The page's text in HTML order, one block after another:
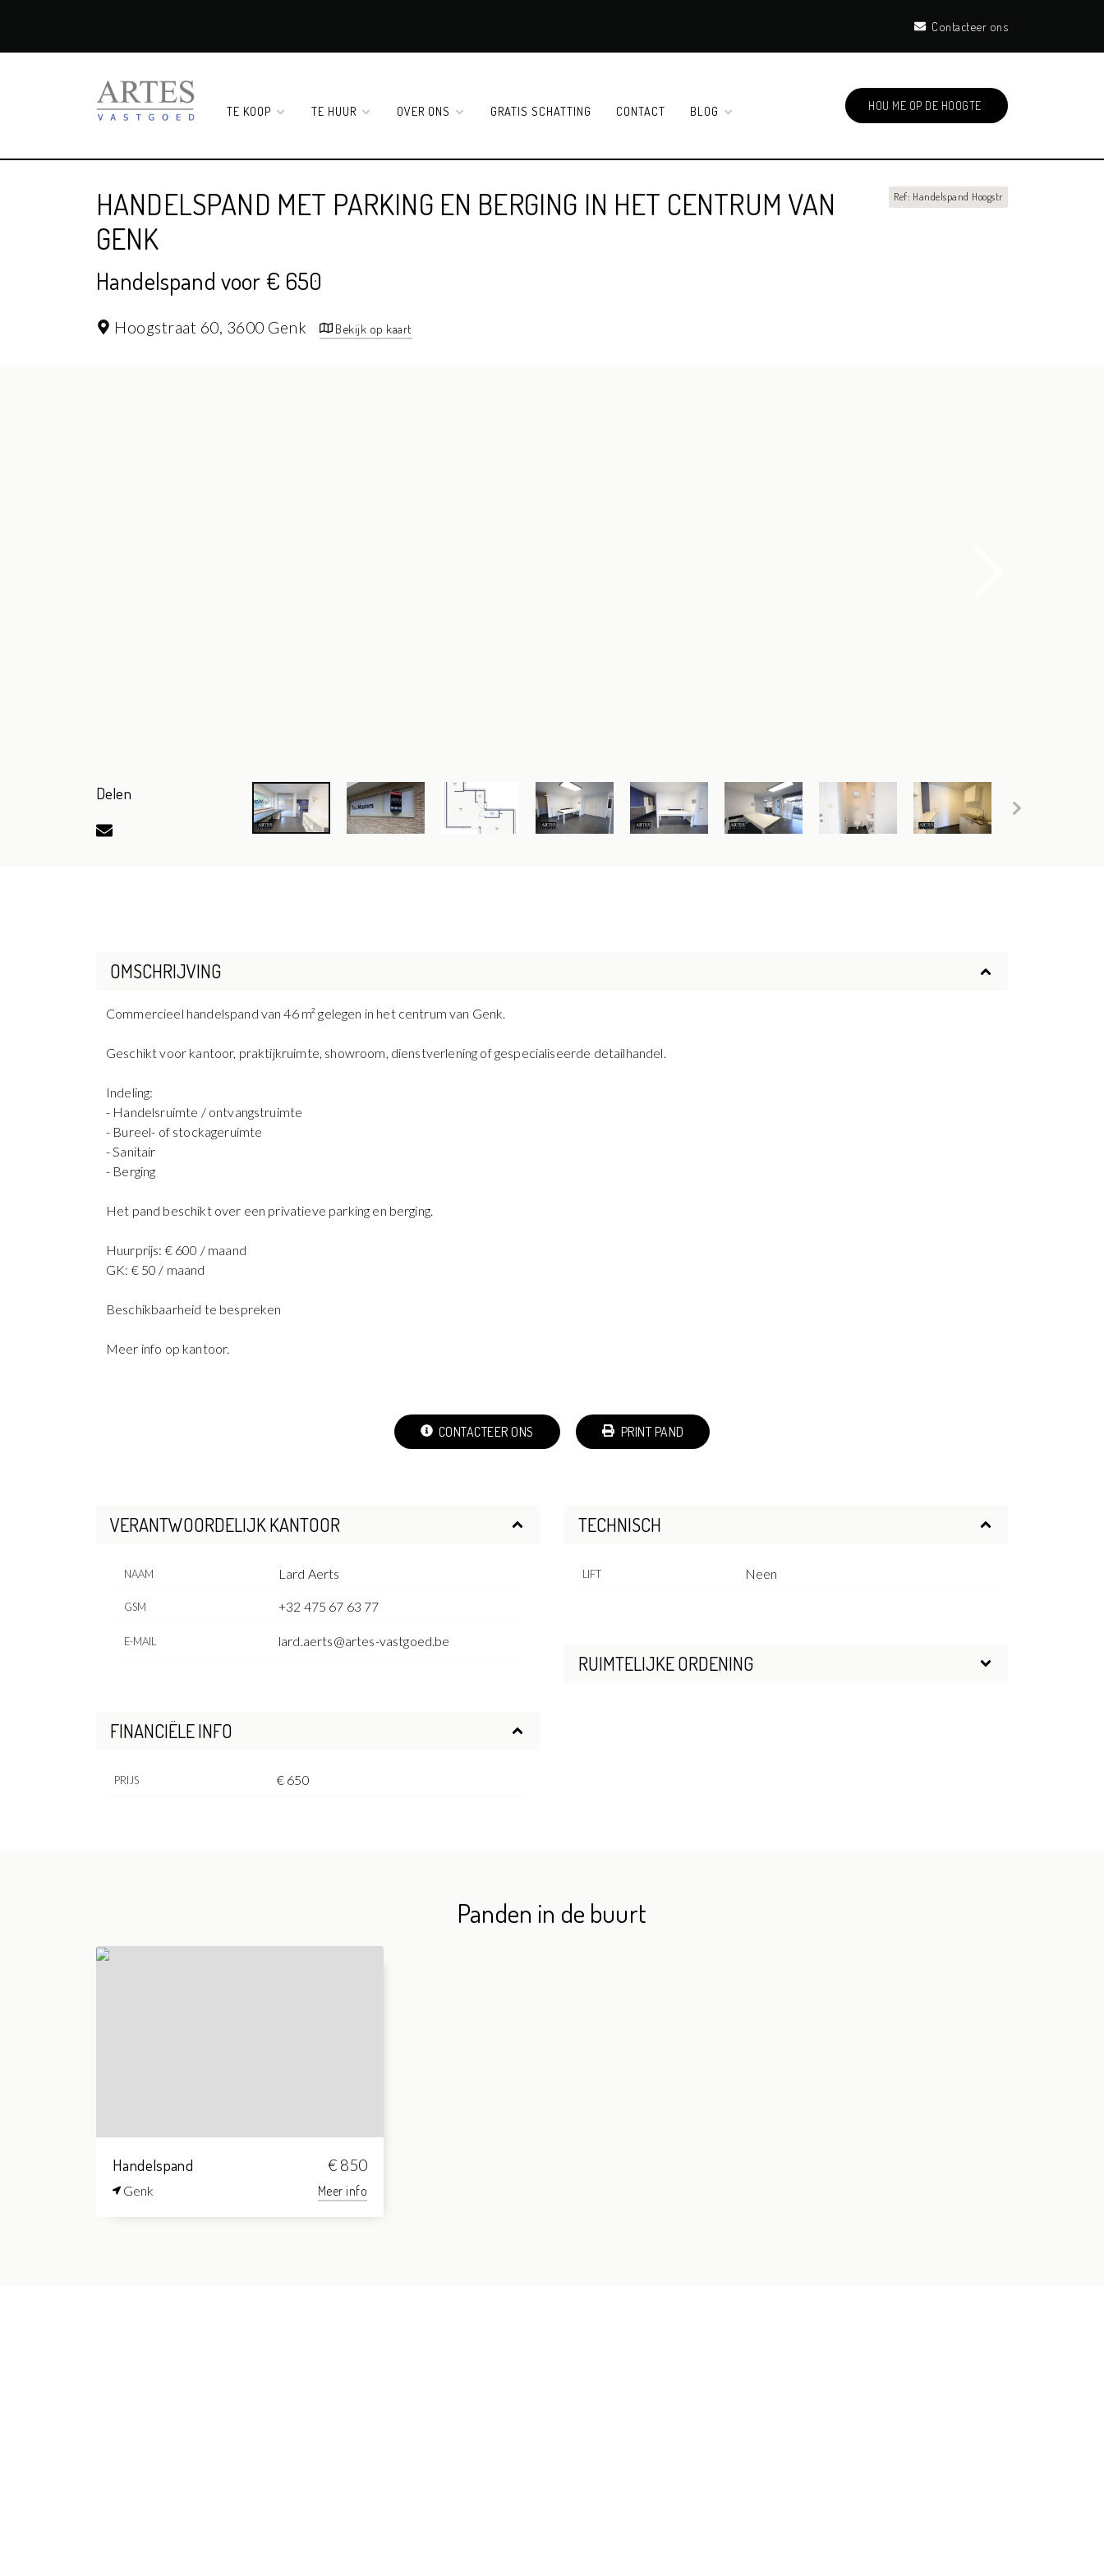
Contacteer ons
TE KOOP TE HUUR OVER ONS GRATIS SCHATTING CONTACT BLOG HOU ME OP DE HOOGTE
HANDELSPAND MET PARKING EN BERGING IN HET CENTRUM VAN
GENK
Handelspand voor € 650
Hoogstraat 60, 3600 Genk Bekijk op kaart
Ref: Handelspand Hoogstr
Delen
OMSCHRIJVING
Commercieel handelspand van 46 m² gelegen in het centrum van Genk.
Geschikt voor kantoor, praktijkruimte, showroom, dienstverlening of gespecialiseerde detailhandel.
Indeling:
- Handelsruimte / ontvangstruimte
- Bureel- of stockageruimte
- Sanitair
- Berging
Het pand beschikt over een privatieve parking en berging.
Huurprijs: € 600 / maand
GK: € 50 / maand
Beschikbaarheid te bespreken
Meer info op kantoor.
CONTACTEER ONS PRINT PAND
VERANTWOORDELIJK KANTOOR
NAAM Lard Aerts
GSM +32 475 67 63 77
E-MAIL lard.aerts@artes-vastgoed.be
FINANCIËLE INFO
PRIJS € 650
TECHNISCH
LIFT Neen
RUIMTELIJKE ORDENING
Panden in de buurt
Handelspand € 850
Genk Meer info